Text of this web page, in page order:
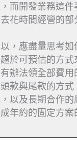
而開發業務這件
花時間經營的部
，應盡量思考
於可預估的方式
辦法領全部費
款與尾款的方式
以及長期合作的
年約的固定方案